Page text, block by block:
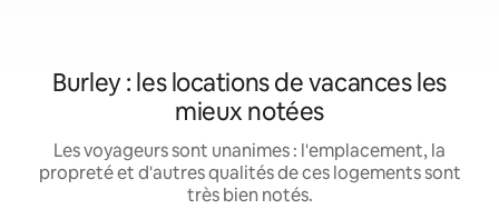
Burley : les locations de vacances les
mieux notées
Les voyageurs sont unanimes : l'emplacement, la
propreté et d'autres qualités de ces logements sont
très bien notés.